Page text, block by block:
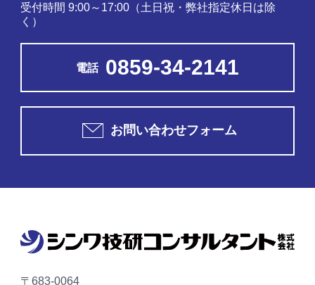
受付時間 9:00～17:00 （土日祝・弊社指定休日は除
く）
電話 0859-34-2141
お問い合わせフォーム
〒683-0064